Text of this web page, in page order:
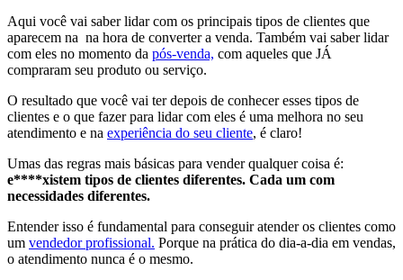
Aqui você vai saber lidar com os principais tipos de clientes que
aparecem na na hora de converter a venda. Também vai saber lidar
com eles no momento da pós-venda, com aqueles que JÁ
compraram seu produto ou serviço.
O resultado que você vai ter depois de conhecer esses tipos de
clientes e o que fazer para lidar com eles é uma melhora no seu
atendimento e na experiência do seu cliente, é claro!
Umas das regras mais básicas para vender qualquer coisa é:
e****xistem tipos de clientes diferentes. Cada um com
necessidades diferentes.
Entender isso é fundamental para conseguir atender os clientes como
um vendedor profissional. Porque na prática do dia-a-dia em vendas,
o atendimento nunca é o mesmo.